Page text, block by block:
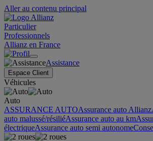
Aller au contenu principal
Particulier
Professionnels
Allianz en France
Assistance
Espace Client
Véhicules
Auto
ASSURANCE AUTOAssurance auto Allianz
auto malussé/résiliéAssurance auto au km
électriqueAssurance auto semi autonome